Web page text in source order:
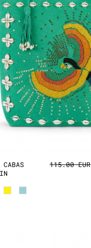
CABAS
115.00 EUR